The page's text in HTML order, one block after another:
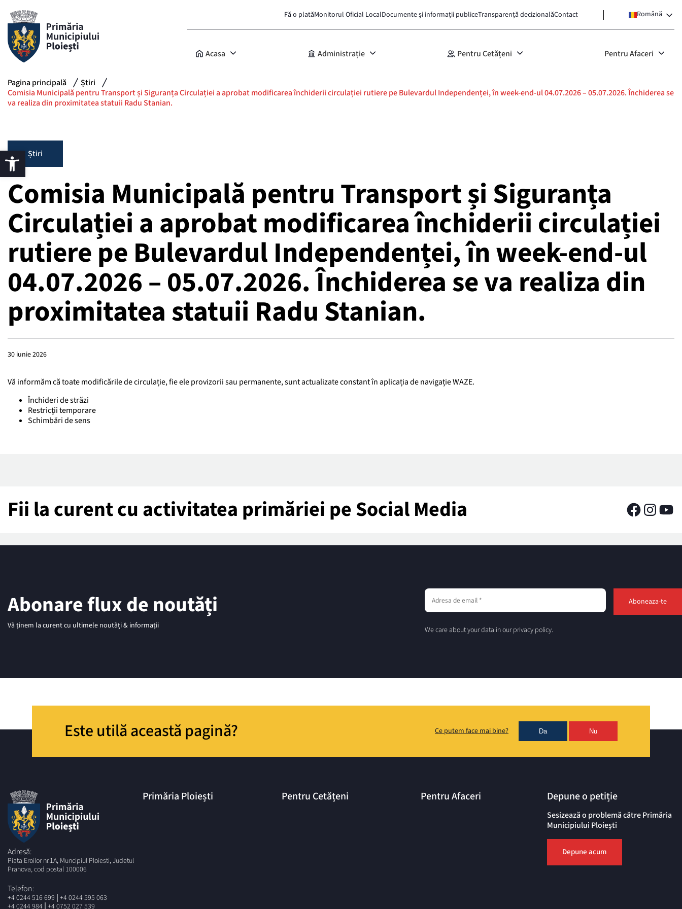
Fă o platăMonitorul Oficial LocalDocumente și informații publiceTransparență decizionalăContact Română
Acasa Administrație Pentru Cetățeni Pentru Afaceri
Pagina principală
Știri
Comisia Municipală pentru Transport și Siguranța Circulației a aprobat modificarea închiderii circulației rutiere pe Bulevardul Independenței, în week-end-ul 04.07.2026 – 05.07.2026. Închiderea se
va realiza din proximitatea statuii Radu Stanian.
Știri
Comisia Municipală pentru Transport și Siguranța
Circulației a aprobat modificarea închiderii circulației
rutiere pe Bulevardul Independenței, în week-end-ul
04.07.2026 – 05.07.2026. Închiderea se va realiza din
proximitatea statuii Radu Stanian.
30 iunie 2026
Vă informăm că toate modificările de circulație, fie ele provizorii sau permanente, sunt actualizate constant în aplicația de navigație WAZE.
Închideri de străzi
Restricții temporare
Schimbări de sens
Fii la curent cu activitatea primăriei pe Social Media
Abonare flux de noutăți
Vă ținem la curent cu ultimele noutăți & informații We care about your data in our privacy policy.
Este utilă această pagină? Ce putem face mai bine? Da Nu
Adresă:
Piata Eroilor nr.1A, Muncipiul Ploiesti, Judetul
Prahova, cod postal 100006
Telefon:
+4 0244 516 699 | +4 0244 595 063
+4 0244 984 | +4 0752 027 539
Primăria Ploiești Pentru Cetățeni Pentru Afaceri Depune o petiție
Sesizează o problemă către Primăria
Municipiului Ploiești
Depune acum